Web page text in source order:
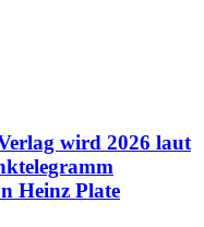
wird 2026 laut
Heinz Plate